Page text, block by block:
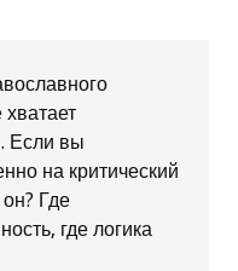
хватает
Если вы
на критический
Где
где логика